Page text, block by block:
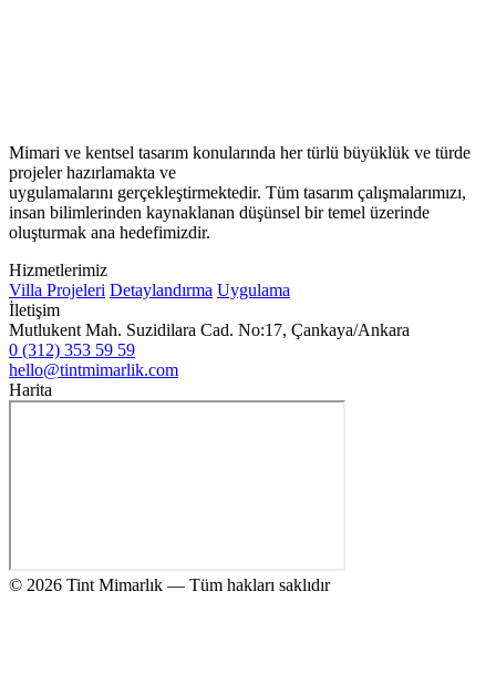
Mimari ve kentsel tasarım konularında her türlü büyüklük ve türde
projeler hazırlamakta ve
uygulamalarını gerçekleştirmektedir. Tüm tasarım çalışmalarımızı,
insan bilimlerinden kaynaklanan düşünsel bir temel üzerinde
oluşturmak ana hedefimizdir.
Hizmetlerimiz
Villa Projeleri Detaylandırma Uygulama
İletişim
Mutlukent Mah. Suzidilara Cad. No:17, Çankaya/Ankara
0 (312) 353 59 59
hello@tintmimarlik.com
Harita
© 2026 Tint Mimarlık — Tüm hakları saklıdır